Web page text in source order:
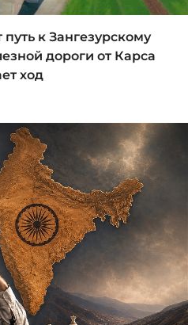
к Зангезурскому
дороги от Карса
ход